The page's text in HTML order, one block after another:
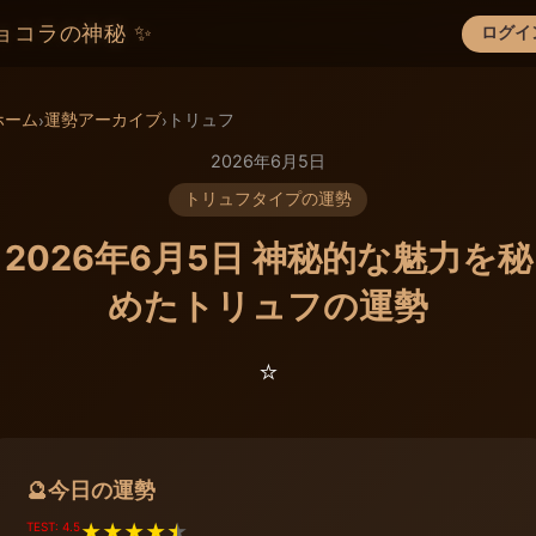
コラの神秘 ✨ ログイ
×
ーム›運勢アーカイブ› トリュフ
2026年6月5日
トリュフタイプの運勢
2026年6月5日 神秘的な魅力を秘
めたトリュフの運勢
⭐️
🔮今日の運勢
TEST: 4.5